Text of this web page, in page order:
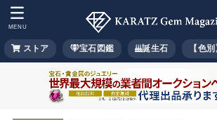
ストア 宝石図鑑 誕生石 【色
MENU